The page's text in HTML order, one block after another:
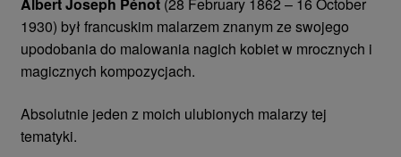
Albert Joseph Pénot(28 February 1862 – 16 October
1930) był francuskim malarzem znanym ze swojego
upodobania do malowania nagich kobiet w mrocznych i
magicznych kompozycjach.
Absolutnie jeden z moich ulubionych malarzy tej
tematyki.